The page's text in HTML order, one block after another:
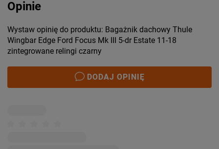
Opinie
Wystaw opinię do produktu: Bagażnik dachowy Thule
Wingbar Edge Ford Focus Mk III 5-dr Estate 11-18
zintegrowane relingi czarny
DODAJ OPINIĘ